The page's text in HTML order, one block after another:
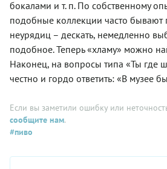
бокалами и т. п. По собственному
подобные коллекции часто
неурядиц – дескать, немедленно
подобное. Теперь «хламу» можно
Наконец, на вопросы типа «Ты где
честно и гордо ответить: «В музее
Если вы заметили ошибку или
сообщите нам.
#пиво